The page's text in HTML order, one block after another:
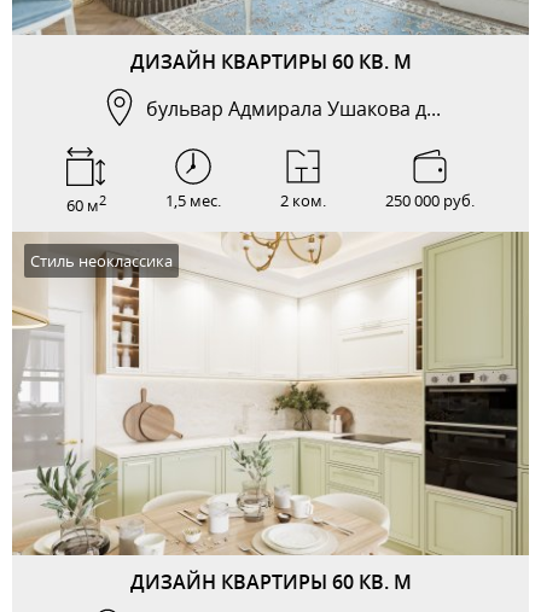
ДИЗАЙН КВАРТИРЫ 60 КВ. М
бульвар Адмирала Ушакова д...
60 м2 1,5 мес. 2 ком. 250 000 руб.
ДИЗАЙН КВАРТИРЫ 60 КВ. М
Стиль неоклассика